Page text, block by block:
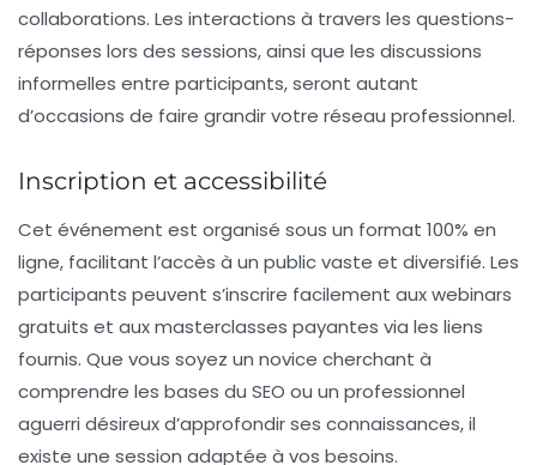
collaborations. Les interactions à travers les questions-
réponses lors des sessions, ainsi que les discussions
informelles entre participants, seront autant
d’occasions de faire grandir votre réseau professionnel.
Inscription et accessibilité
Cet événement est organisé sous un format 100% en
ligne, facilitant l’accès à un public vaste et diversifié. Les
participants peuvent s’inscrire facilement auxwebinars
gratuits et auxmasterclasses payantes via les liens
fournis. Que vous soyez un novice cherchant à
comprendre les bases du SEO ou un professionnel
aguerri désireux d’approfondir ses connaissances, il
existe une session adaptée à vos besoins.